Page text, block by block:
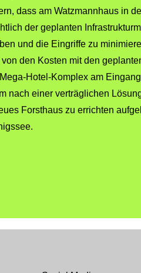
dass am Watzmannhaus in
der geplanten
und die Eingriffe zu
den Kosten mit den
Hotel-Komplex am
nach einer verträglichen
Forsthaus zu errichten